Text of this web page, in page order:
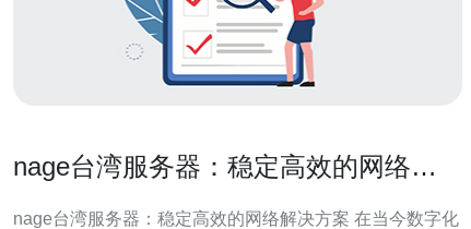
nage台湾服务器：稳定高效的网络解
nage台湾服务器：稳定高效的网络解决方案 在当今数字化